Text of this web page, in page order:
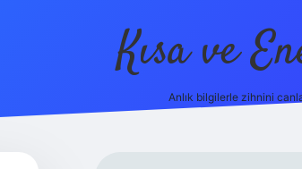
Kısa ve
Anlık bilgilerle zihnini